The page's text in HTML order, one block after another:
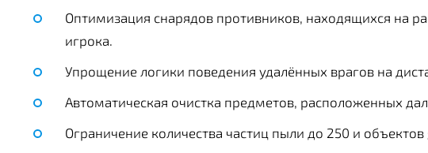
Оптимизация снарядов противников, находящихся на
игрока.
Упрощение логики поведения удалённых врагов на
Автоматическая очистка предметов, расположенных
Ограничение количества частиц пыли до 250 и